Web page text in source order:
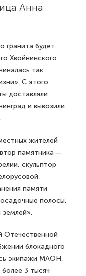
Анна
гранита будет
Хвойнинского
так
С этого
доставляли
и вывозили
жителей
памятника —
скульптор
памяти
полосы,
землей».
Отечественной
блокадного
экипажи МАОН,
3 тысяч